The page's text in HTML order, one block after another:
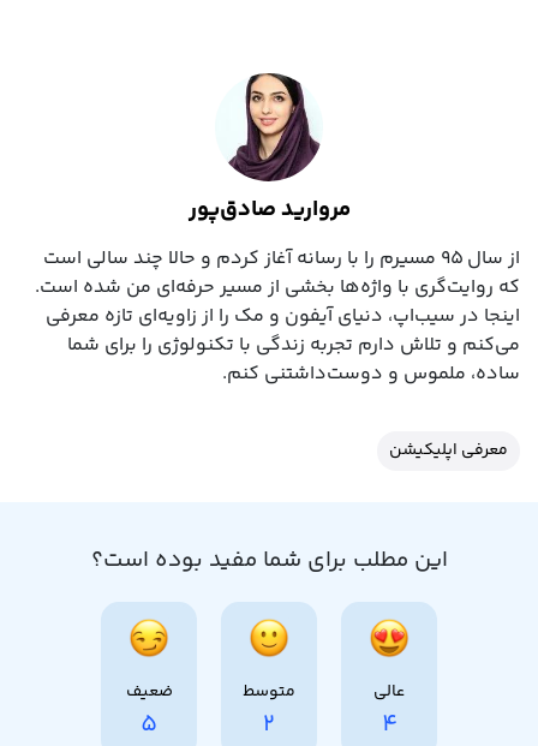
مروارید صادق‌پور
از سال ۹۵ مسیرم را با رسانه آغاز کردم و حالا چند سالی است
که روایت‌گری با واژه‌ها بخشی از مسیر حرفه‌ای‌ من شده است.
اینجا در سیب‌اپ، دنیای آیفون و مک را از زاویه‌ای تازه معرفی
می‌کنم و تلاش دارم تجربه زندگی با تکنولوژی را برای شما
ساده، ملموس و دوست‌داشتنی کنم.
معرفی اپلیکیشن
این مطلب برای شما مفید بوده است؟
عالی
4
متوسط
2
ضعیف
5